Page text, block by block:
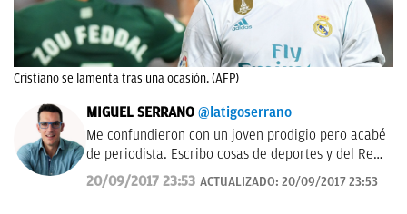
Cristiano se lamenta tras una ocasión. (AFP)
MIGUEL SERRANO @latigoserrano
Me confundieron con un joven prodigio pero acabé
de periodista. Escribo cosas de deportes y del Real
Madrid en OKDIARIO, igual que antes las escribía
en Marca. También a veces hablo por la radio y
20/09/2017 23:53 ACTUALIZADO: 20/09/2017 23:53